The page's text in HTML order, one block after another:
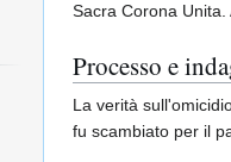
Sacra Corona
Processo e
La verità
fu scambiato per il